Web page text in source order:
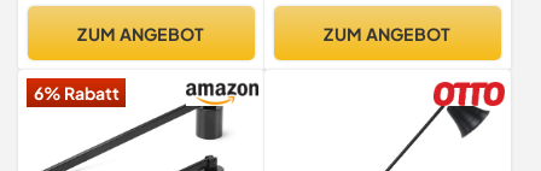
ZUM ANGEBOT ZUM ANGEBOT
6% Rabatt